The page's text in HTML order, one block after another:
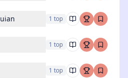
1 top
1 top
1 top